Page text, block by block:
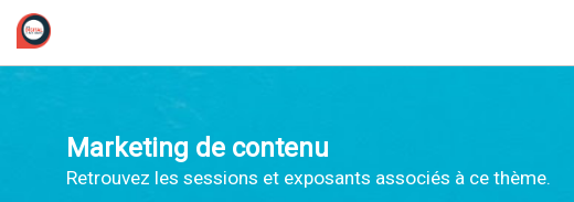
Marketing de contenu
Retrouvez les sessions et exposants associés à ce thème.